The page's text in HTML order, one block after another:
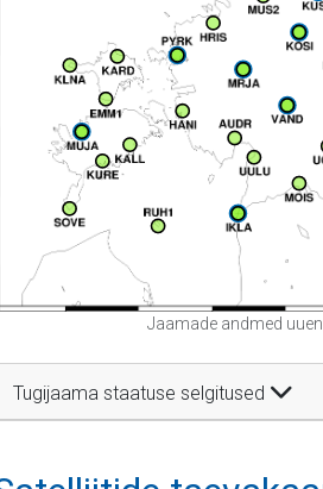
Jaamade andmed
Tugijaama staatuse selgitused